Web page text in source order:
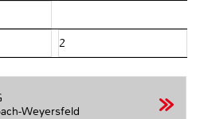
2
Weyersfeld